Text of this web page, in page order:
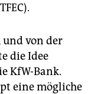
und von der
die Idee
KfW-Bank.
eine mögliche